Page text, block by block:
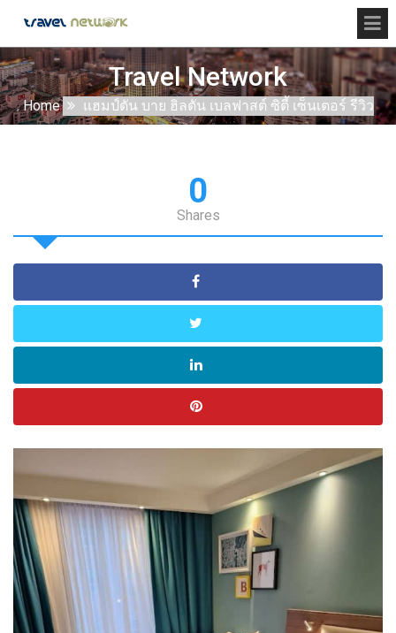
Travel Network
Home แฮมป์ตัน บาย ฮิลตัน เบลฟาสต์ ซิตี้ เซ็นเตอร์ รีวิว
0
Shares